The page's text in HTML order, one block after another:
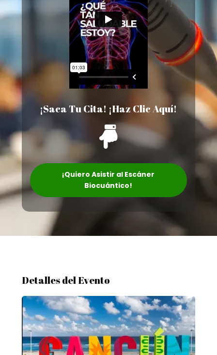
¡Saca Tu Cita! ¡Haz Clic Aquí!

¡Quiero Asistir al Escáner
Biocuántico!
Detalles del Evento